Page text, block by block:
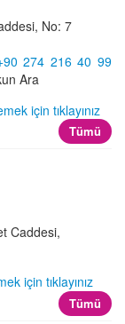
No: 7
274 216 40 99
Ara
için tıklayınız
Tümü
Caddesi,
için tıklayınız
Tümü